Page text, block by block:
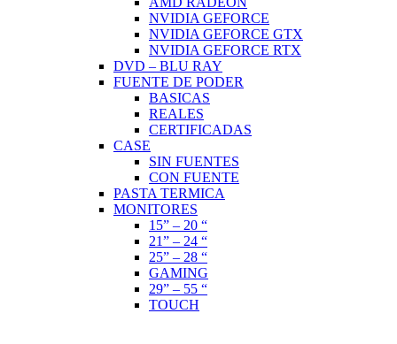
NVIDIA GEFORCE
NVIDIA GEFORCE GTX
NVIDIA GEFORCE RTX
DVD – BLU RAY
FUENTE DE PODER
BASICAS
REALES
CERTIFICADAS
CASE
SIN FUENTES
CON FUENTE
PASTA TERMICA
MONITORES
15” – 20 “
21” – 24 “
25” – 28 “
GAMING
29” – 55 “
TOUCH